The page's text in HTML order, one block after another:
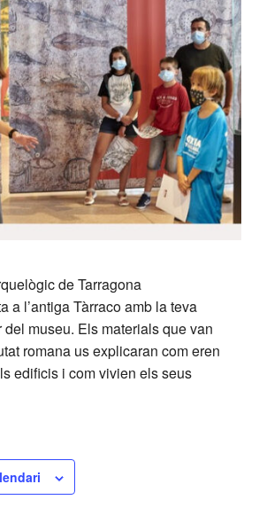
de Tarragona
a l’antiga Tàrraco amb la teva
museu. Els materials que van
romana us explicaran com eren
edificis i com vivien els seus